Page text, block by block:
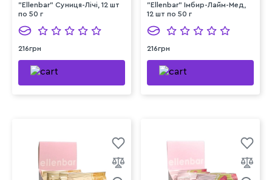
"Ellenbar" Суниця-Лічі, 12 шт
по 50 г
216грн
"Ellenbar" Імбир-Лайм-Мед,
12 шт по 50 г
216грн